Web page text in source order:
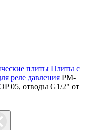
плиты Плиты с
реле давления PM-
05, отводы G1/2" от